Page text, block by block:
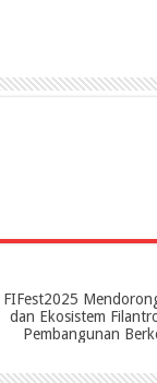
FIFest2025
dan Ekosistem
Pembangunan